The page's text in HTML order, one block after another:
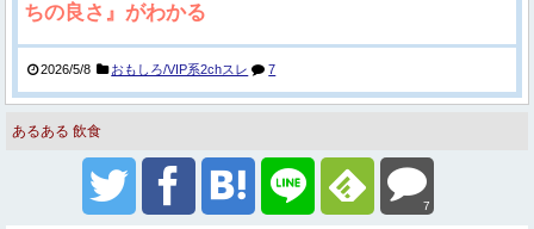
ちの良さ』がわかる
2026/5/8 おもしろ/VIP系2chスレ 7
あるある 飲食
7